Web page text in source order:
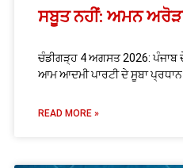
ਸਬੂਤ ਨਹੀਂ: ਅਮਨ
ਚੰਡੀਗੜ੍ਹ 4 ਅਗਸਤ 2026:
ਆਮ ਆਦਮੀ ਪਾਰਟੀ ਦੇ ਸੂਬਾ
READ MORE »